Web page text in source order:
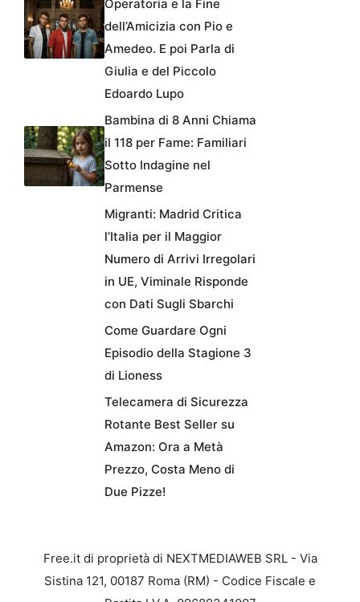
Operatoria e la Fine
dell’Amicizia con Pio e
Amedeo. E poi Parla di
Giulia e del Piccolo
Edoardo Lupo
Bambina di 8 Anni Chiama
il 118 per Fame: Familiari
Sotto Indagine nel
Parmense
Migranti: Madrid Critica
l’Italia per il Maggior
Numero di Arrivi Irregolari
in UE, Viminale Risponde
con Dati Sugli Sbarchi
Come Guardare Ogni
Episodio della Stagione 3
di Lioness
Telecamera di Sicurezza
Rotante Best Seller su
Amazon: Ora a Metà
Prezzo, Costa Meno di
Due Pizze!
Free.it di proprietà di NEXTMEDIAWEB SRL - Via
Sistina 121, 00187 Roma (RM) - Codice Fiscale e